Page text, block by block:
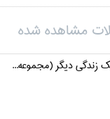
مشاهده شده
زندگي ديگر (مجموعه...